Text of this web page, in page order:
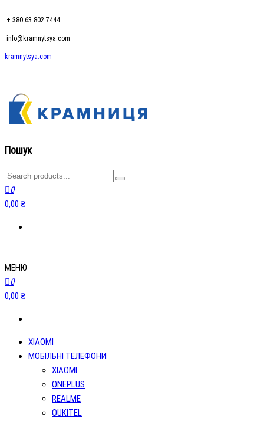
+ 380 63 802 7444
info@kramnytsya.com
kramnytsya.com
kramnytsya.com
Розумний вибір
Пошук
0
0,00 ₴
МЕНЮ
0
0,00 ₴
XIAOMI
МОБІЛЬНІ ТЕЛЕФОНИ
XIAOMI
ONEPLUS
REALME
OUKITEL